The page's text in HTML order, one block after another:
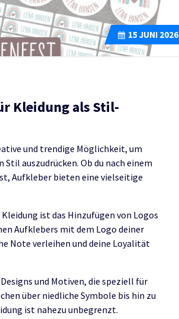
15 JUNI 2026
Kleidung als Stil-
und trendige Möglichkeit, um
auszudrücken. Ob du nach einem
Aufkleber bieten eine vielseitige
ist das Hinzufügen von Logos
Aufklebers mit dem Logo deiner
Note verleihen und deine Loyalität
und Motiven, die speziell für
über niedliche Symbole bis hin zu
ist nahezu unbegrenzt.